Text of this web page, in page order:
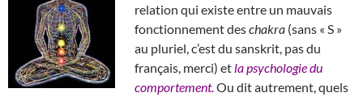
relation qui existe entre un mauvais
fonctionnement deschakra (sans « S »
au pluriel, c’est du sanskrit, pas du
français, merci) et la psychologie du
comportement. Ou dit autrement, quels